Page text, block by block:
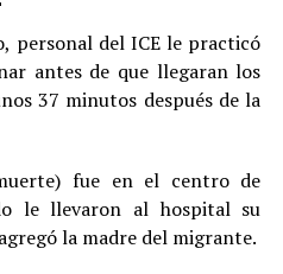
personal del ICE le practicó
antes de que llegaran los
37 minutos después de la
fue en el centro de
le llevaron al hospital su
la madre del migrante.